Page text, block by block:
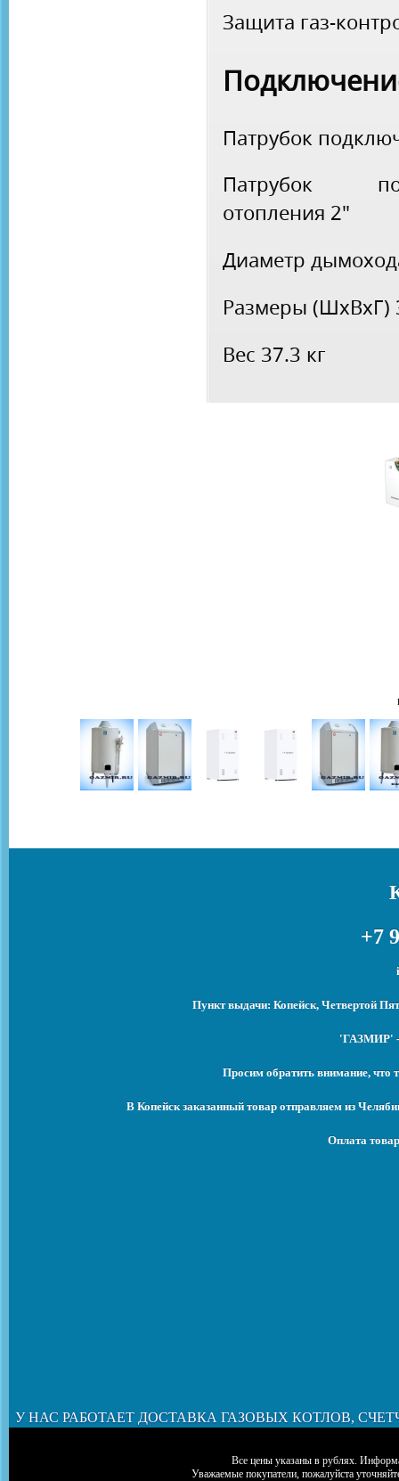
Защита газ-
Патрубок
Патрубок
отопления 2"
Диаметр
Размеры (ШхВхГ)
Вес 37.3 кг
+7
Пункт выдачи: Копейск, Четвертой
'ГАЗМИР' -
Просим обратить внимание, что
В Копейск заказанный товар отправляем из
Оплата
У НАС РАБОТАЕТ ДОСТАВКА ГАЗОВЫХ КОТЛОВ,
Все цены указаны в рублях.
Уважаемые покупатели, пожалуйста